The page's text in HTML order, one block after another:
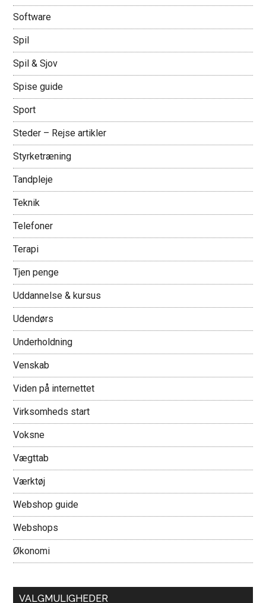
Software
Spil
Spil & Sjov
Spise guide
Sport
Steder – Rejse artikler
Styrketræning
Tandpleje
Teknik
Telefoner
Terapi
Tjen penge
Uddannelse & kursus
Udendørs
Underholdning
Venskab
Viden på internettet
Virksomheds start
Voksne
Vægttab
Værktøj
Webshop guide
Webshops
Økonomi
VALGMULIGHEDER